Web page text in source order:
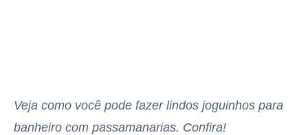
Veja como você pode fazer lindos joguinhos para
banheiro com passamanarias. Confira!